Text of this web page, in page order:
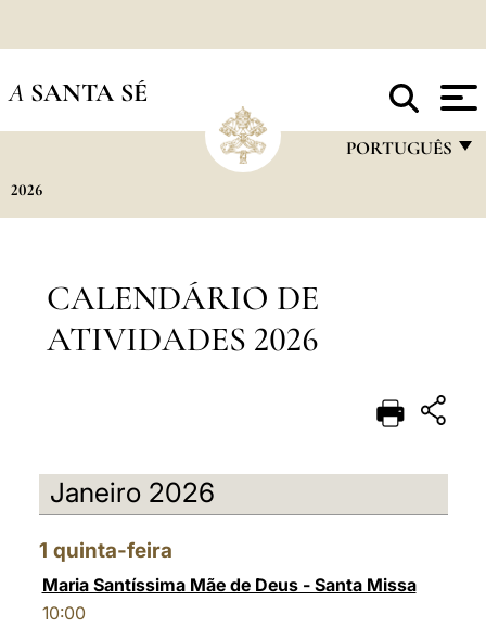
A SANTA SÉ
PORTUGUÊS
DEUTSCH
2026
CALENDÁRIO DE
ATIVIDADES 2026
Janeiro 2026
1 quinta-feira
Maria Santíssima Mãe de Deus - Santa Missa
10:00